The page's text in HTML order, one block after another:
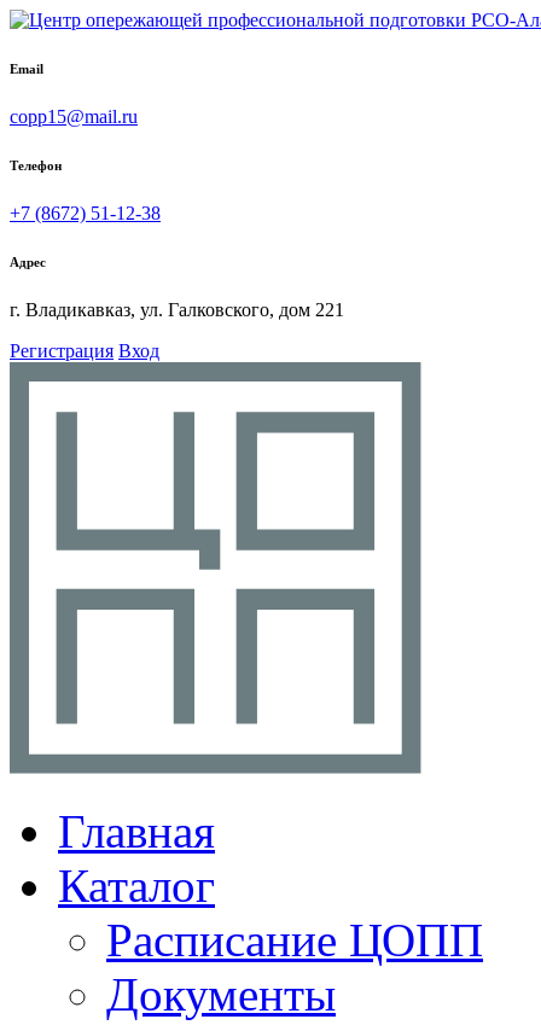
Email
copp15@mail.ru
Телефон
+7 (8672) 51-12-38
Адрес
г. Владикавказ, ул. Галковского, дом 221
Регистрация Вход
Главная
Каталог
Расписание ЦОПП
Документы